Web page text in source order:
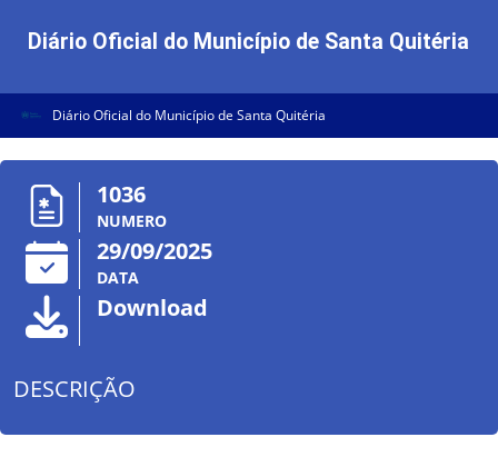
Diário Oficial do Município de Santa Quitéria
Diário Oficial do Município de Santa Quitéria
1036
NUMERO
29/09/2025
DATA
Download
DESCRIÇÃO